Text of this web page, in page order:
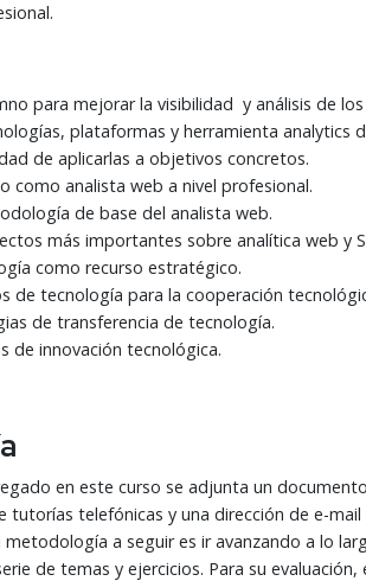
para mejorar la visibilidad y análisis de
plataformas y herramienta analytics
de aplicarlas a objetivos concretos.
como analista web a nivel profesional.
de base del analista web.
más importantes sobre analítica web y
como recurso estratégico.
de tecnología para la cooperación
de transferencia de tecnología.
de innovación tecnológica.
en este curso se adjunta un
tutorías telefónicas y una dirección de e-
metodología a seguir es ir avanzando a lo
de temas y ejercicios. Para su